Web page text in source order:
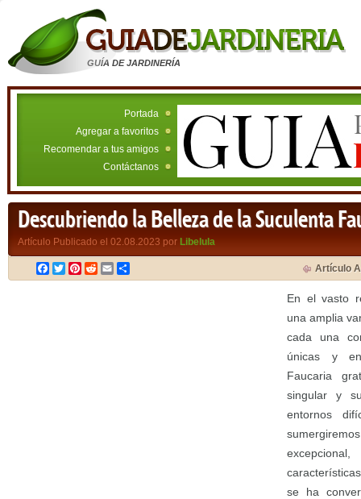
GUÍA DE JARDINERÍA
Portada
Agregar a favoritos
Recomendar a tus amigos
Contáctanos
Descubriendo la Belleza de la Suculenta
Artículo Publicado el 02.08.2023 por Libelula
Facebook
TwitterPinterest
RedditEmail Artículo
En el vasto
una amplia
cada una
únicas y
Faucaria
singular y
entornos
se ha